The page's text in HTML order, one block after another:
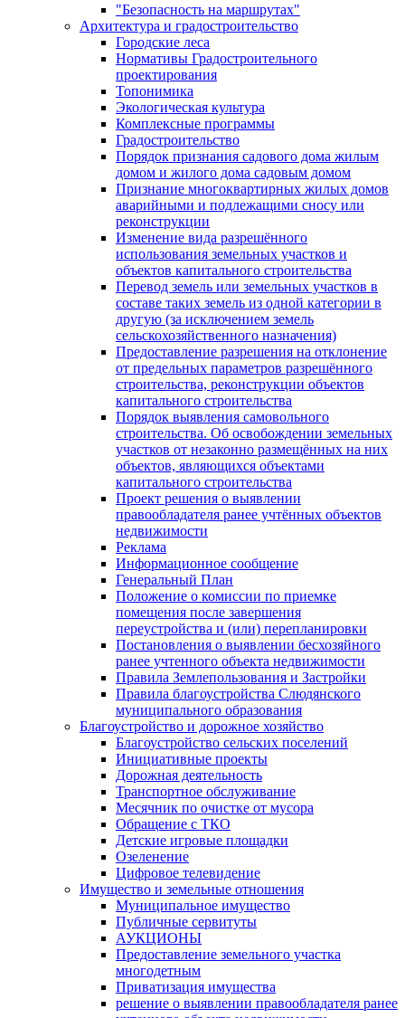
"Безопасность на маршрутах"
Архитектура и градостроительство
Городские леса
Нормативы Градостроительного
проектирования
Топонимика
Экологическая культура
Комплексные программы
Градостроительство
Порядок признания садового дома жилым
домом и жилого дома садовым домом
Признание многоквартирных жилых домов
аварийными и подлежащими сносу или
реконструкции
Изменение вида разрешённого
использования земельных участков и
объектов капитального строительства
Перевод земель или земельных участков в
составе таких земель из одной категории в
другую (за исключением земель
сельскохозяйственного назначения)
Предоставление разрешения на отклонение
от предельных параметров разрешённого
строительства, реконструкции объектов
капитального строительства
Порядок выявления самовольного
строительства. Об освобождении земельных
участков от незаконно размещённых на них
объектов, являющихся объектами
капитального строительства
Проект решения о выявлении
правообладателя ранее учтённых объектов
недвижимости
Реклама
Информационное сообщение
Генеральный План
Положение о комиссии по приемке
помещения после завершения
переустройства и (или) перепланировки
Постановления о выявлении бесхозяйного
ранее учтенного объекта недвижимости
Правила Землепользования и Застройки
Правила благоустройства Слюдянского
муниципального образования
Благоустройство и дорожное хозяйство
Благоустройство сельских поселений
Инициативные проекты
Дорожная деятельность
Транспортное обслуживание
Месячник по очистке от мусора
Обращение с ТКО
Детские игровые площадки
Озеленение
Цифровое телевидение
Имущество и земельные отношения
Муниципальное имущество
Публичные сервитуты
АУКЦИОНЫ
Предоставление земельного участка
многодетным
Приватизация имущества
решение о выявлении правообладателя ранее